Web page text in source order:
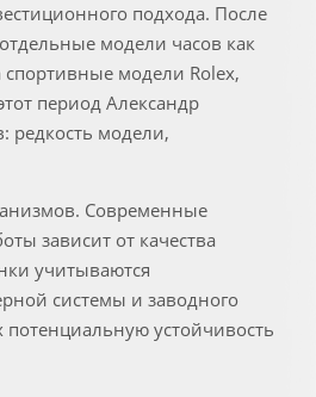
подхода. После
модели часов как
спортивные модели Rolex,
период Александр
редкость модели,
Современные
зависит от качества
учитываются
системы и заводного
потенциальную устойчивость